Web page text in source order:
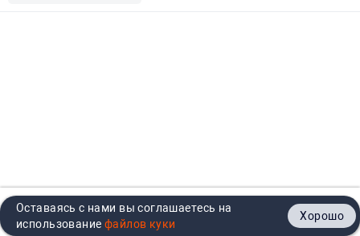
Главная Каталог Кабинет Контакты
Оставаясь с нами вы соглашаетесь на
использование
Хорошо